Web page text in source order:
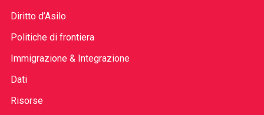
Diritto d’Asilo
Politiche di frontiera
Immigrazione & Integrazione
Dati
Risorse